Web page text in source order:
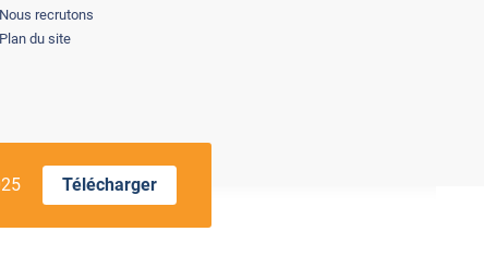
Nous recrutons
Plan du site
Télécharger